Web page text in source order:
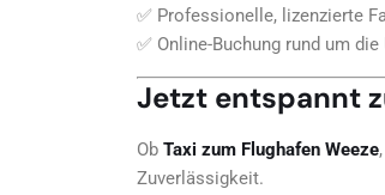
✅ Professionelle, lizenzierte
✅ Online-Buchung rund um die
Jetzt entspannt
Ob Taxi zum Flughafen Weeze,
Zuverlässigkeit.